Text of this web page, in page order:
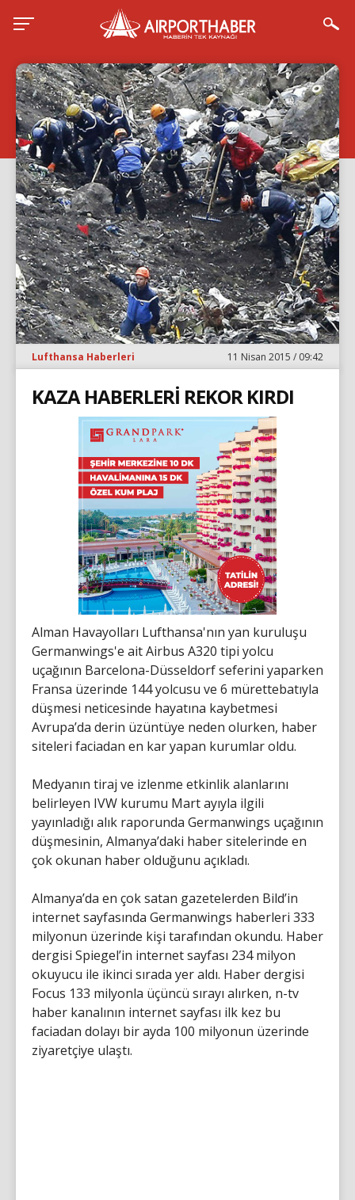
Lufthansa Haberleri 11 Nisan 2015 / 09:42
KAZA HABERLERİ REKOR KIRDI
Alman Havayolları Lufthansa'nın yan kuruluşu
Germanwings'e ait Airbus A320 tipi yolcu
uçağının Barcelona-Düsseldorf seferini yaparken
Fransa üzerinde 144 yolcusu ve 6 mürettebatıyla
düşmesi neticesinde hayatına kaybetmesi
Avrupa’da derin üzüntüye neden olurken, haber
siteleri faciadan en kar yapan kurumlar oldu.
Medyanın tiraj ve izlenme etkinlik alanlarını
belirleyen IVW kurumu Mart ayıyla ilgili
yayınladığı alık raporunda Germanwings uçağının
düşmesinin, Almanya’daki haber sitelerinde en
çok okunan haber olduğunu açıkladı.
Almanya’da en çok satan gazetelerden Bild’in
internet sayfasında Germanwings haberleri 333
milyonun üzerinde kişi tarafından okundu. Haber
dergisi Spiegel’in internet sayfası 234 milyon
okuyucu ile ikinci sırada yer aldı. Haber dergisi
Focus 133 milyonla üçüncü sırayı alırken, n-tv
haber kanalının internet sayfası ilk kez bu
faciadan dolayı bir ayda 100 milyonun üzerinde
ziyaretçiye ulaştı.